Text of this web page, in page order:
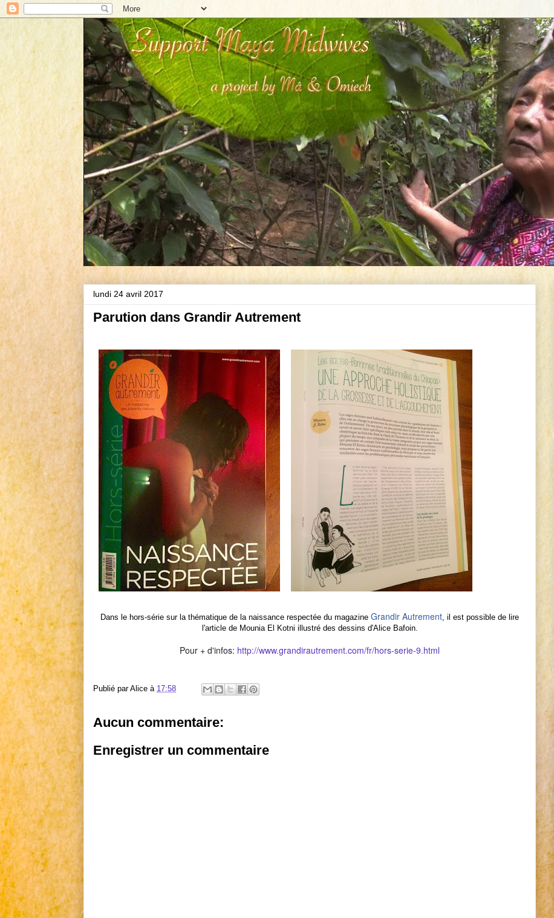
lundi 24 avril 2017
Parution dans Grandir Autrement
Dans le hors-série sur la thématique de la naissance respectée du magazine Grandir Autrement, il est possible de lire
l'article de Mounia El Kotni illustré des dessins d'Alice Bafoin.
Pour + d'infos: http://www.grandirautrement.com/fr/hors-serie-9.html
Publié parAlice à 17:58
Aucun commentaire:
Enregistrer un commentaire